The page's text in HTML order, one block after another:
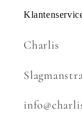
Charlis